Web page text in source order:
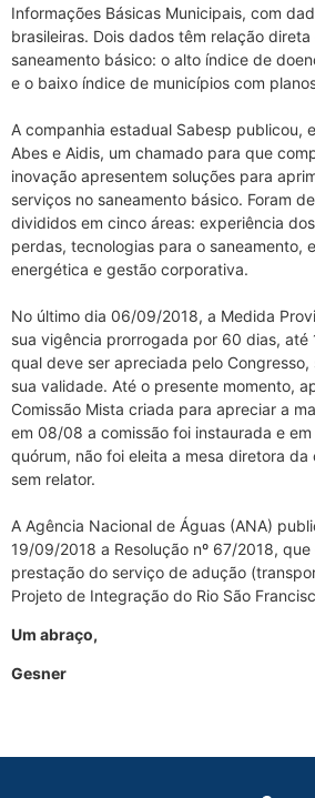
Informações Básicas Municipais, com
brasileiras. Dois dados têm relação
saneamento básico: o alto índice de
e o baixo índice de municípios com
A companhia estadual Sabesp publicou,
Abes e Aidis, um chamado para que
inovação apresentem soluções para
serviços no saneamento básico. Foram
divididos em cinco áreas: experiência
perdas, tecnologias para o saneamento,
energética e gestão corporativa.
No último dia 06/09/2018, a Medida
sua vigência prorrogada por 60 dias, até
qual deve ser apreciada pelo
sua validade. Até o presente momento,
Comissão Mista criada para apreciar a
em 08/08 a comissão foi instaurada e
quórum, não foi eleita a mesa diretora da
sem relator.
A Agência Nacional de Águas (ANA)
19/09/2018 a Resolução nº 67/2018,
prestação do serviço de adução
Projeto de Integração do Rio São
Um abraço,
Gesner